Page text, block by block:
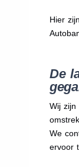
Hier
De
Wij zijn
We
ervoor